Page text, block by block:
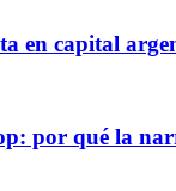
en capital
por qué la